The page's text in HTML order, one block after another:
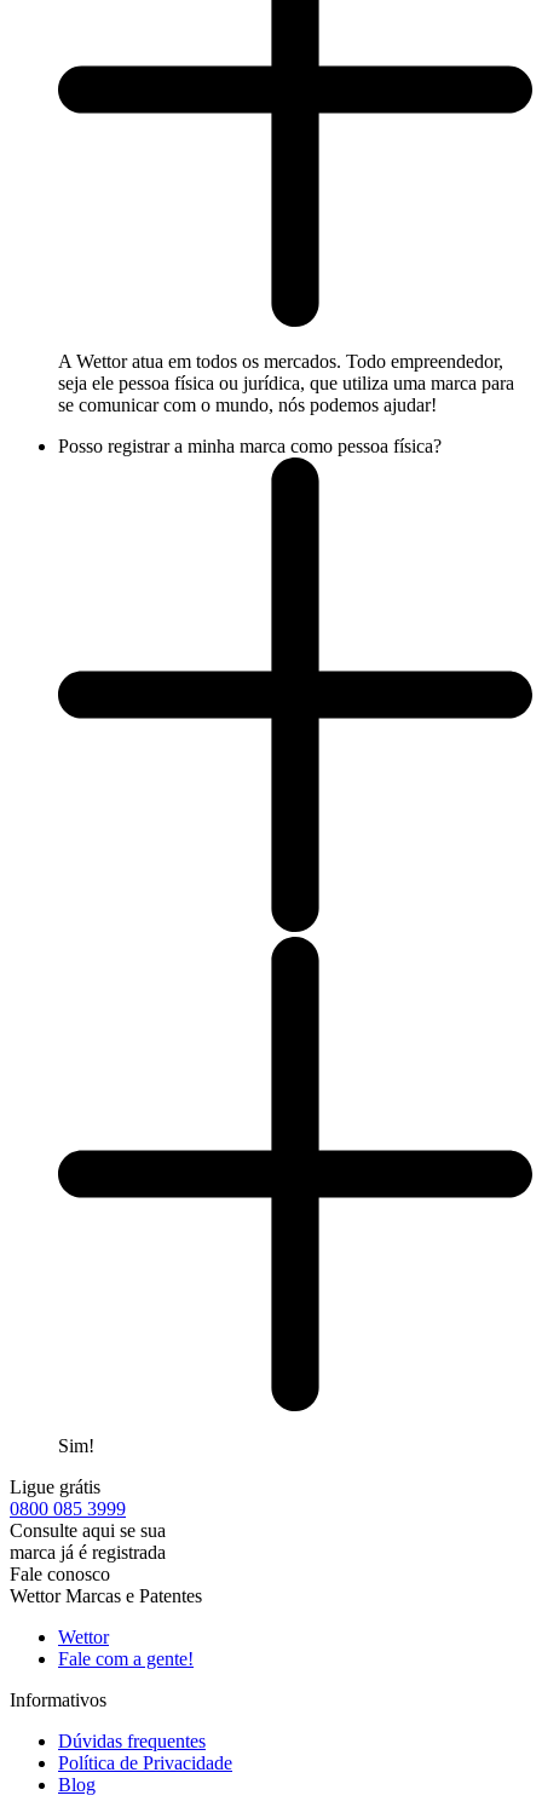
A Wettor atua em todos os mercados. Todo empreendedor,
seja ele pessoa física ou jurídica, que utiliza uma marca para
se comunicar com o mundo, nós podemos ajudar!
Posso registrar a minha marca como pessoa física?
Sim!
Ligue grátis
0800 085 3999
Consulte aqui se sua
marca já é registrada
Fale conosco
Wettor Marcas e Patentes
Wettor
Fale com a gente!
Informativos
Dúvidas frequentes
Política de Privacidade
Blog